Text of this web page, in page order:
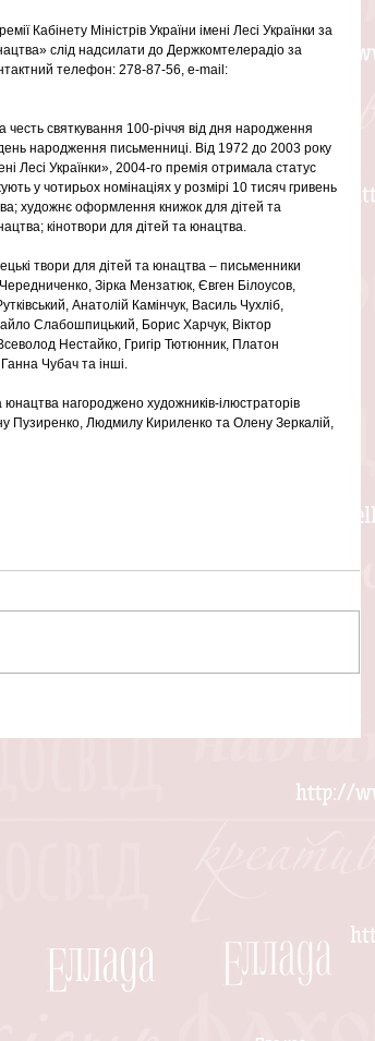
Кабінету Міністрів України імені Лесі Українки за
слід надсилати до Держкомтелерадіо за
телефон: 278-87-56, e-mail:
святкування 100-річчя від дня народження
народження письменниці. Від 1972 до 2003 року
Лесі Українки», 2004-го премія отримала статус
у чотирьох номінаціях у розмірі 10 тисяч гривень
художнє оформлення книжок для дітей та
кінотвори для дітей та юнацтва.
твори для дітей та юнацтва – письменники
Зірка Мензатюк, Євген Білоусов,
Анатолій Камінчук, Василь Чухліб,
Слабошпицький, Борис Харчук, Віктор
Нестайко, Григір Тютюнник, Платон
Чубач та інші.
нагороджено художників-ілюстраторів
Пузиренко, Людмилу Кириленко та Олену Зеркалій,